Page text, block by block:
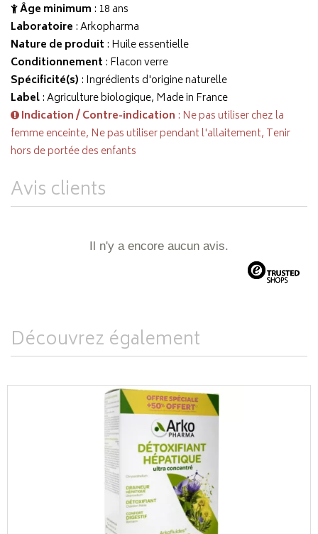
Âge minimum : 18 ans
Laboratoire :Arkopharma
Nature de produit : Huile essentielle
Conditionnement : Flacon verre
Spécificité(s) : Ingrédients d'origine naturelle
Label: Agriculture biologique, Made in France
Indication / Contre-indication : Ne pas utiliser chez la
femme enceinte, Ne pas utiliser pendant l'allaitement, Tenir
hors de portée des enfants
Avis clients
Il n'y a encore aucun avis.
Découvrez également